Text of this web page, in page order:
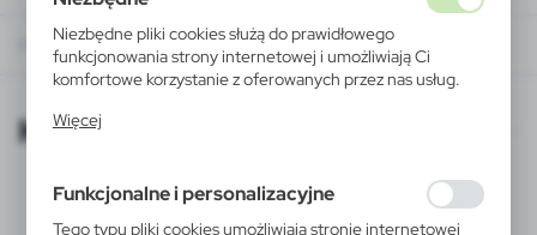
Niezbędne pliki cookies służą do prawidłowego
funkcjonowania strony internetowej i umożliwiają Ci
komfortowe korzystanie z oferowanych przez nas usług.
działania w celu m.in. dostosowania Twoich ustawień
korzystasz, może działać bez zakłóceń.
Więcej
Funkcjonalne i personalizacyjne
Tego typu pliki cookies umożliwiają stronie internetowej
KATALOGI ONLINE
KATALOGI ONLINE